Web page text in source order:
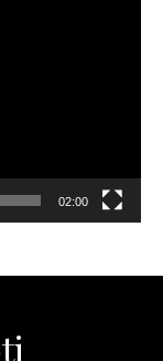
02:00